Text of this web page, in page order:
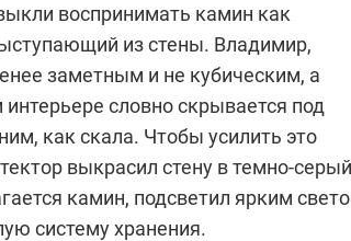
воспринимать камин как
из стены. Владимир,
заметным и не кубическим, а
словно скрывается под
как скала. Чтобы усилить это
выкрасил стену в темно-серый
камин, подсветил ярким
систему хранения.